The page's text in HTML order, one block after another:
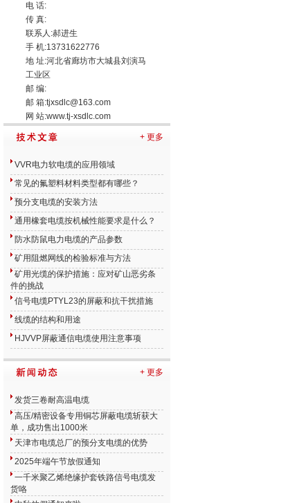
电 话:
传 真:
联系人:郝进生
手 机:13731622776
地 址:河北省廊坊市大城县刘演马
工业区
邮 编:
邮 箱:tjxsdlc@163.com
网 站:www.tj-xsdlc.com
+ 更多
VVR电力软电缆的应用领域
常见的氟塑料材料类型都有哪些？
预分支电缆的安装方法
通用橡套电缆按机械性能要求是什么？
防水防鼠电力电缆的产品参数
矿用阻燃网线的检验标准与方法
矿用光缆的保护措施：应对矿山恶劣条
件的挑战
信号电缆PTYL23的屏蔽和抗干扰措施
线缆的结构和用途
HJVVP屏蔽通信电缆使用注意事项
+ 更多
发货三卷耐高温电缆
高压/精密设备专用铜芯屏蔽电缆斩获大
单，成功售出1000米
天津市电缆总厂的预分支电缆的优势
2025年端午节放假通知
一千米聚乙烯绝缘护套铁路信号电缆发
货咯